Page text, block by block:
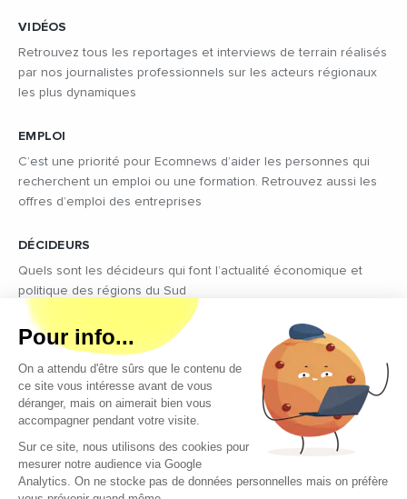
VIDÉOS
Retrouvez tous les reportages et interviews de terrain réalisés
par nos journalistes professionnels sur les acteurs régionaux
les plus dynamiques
EMPLOI
C’est une priorité pour Ecomnews d’aider les personnes qui
recherchent un emploi ou une formation. Retrouvez aussi les
offres d’emploi des entreprises
DÉCIDEURS
Quels sont les décideurs qui font l’actualité économique et
politique des régions du Sud
Copyright © 2026 - Tous droits réservés
Qui sommes-nous ?
Contact